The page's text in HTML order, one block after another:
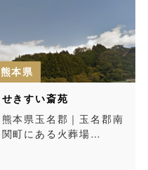
熊本県
せきすい斎苑
熊本県玉名郡｜玉名郡南
関町にある火葬場…